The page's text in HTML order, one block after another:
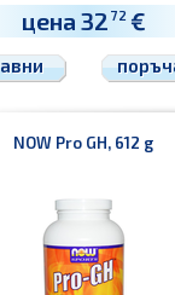
цена 32 72 €
NOW Pro GH, 612 g